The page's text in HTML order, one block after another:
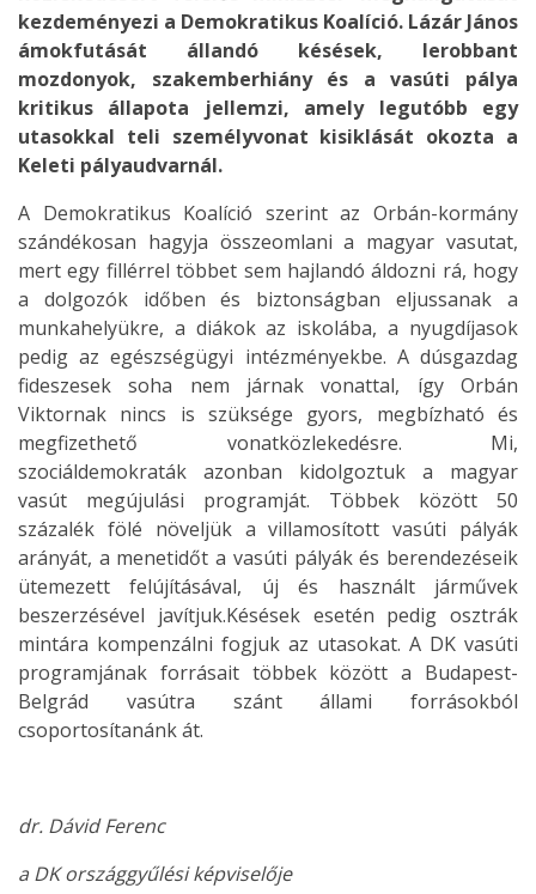
kezdeményezi a Demokratikus Koalíció. Lázár János
ámokfutását állandó késések, lerobbant
mozdonyok, szakemberhiány és a vasúti pálya
kritikus állapota jellemzi, amely legutóbb egy
utasokkal teli személyvonat kisiklását okozta a
Keleti pályaudvarnál.
A Demokratikus Koalíció szerint az Orbán-kormány
szándékosan hagyja összeomlani a magyar vasutat,
mert egy fillérrel többet sem hajlandó áldozni rá, hogy
a dolgozók időben és biztonságban eljussanak a
munkahelyükre, a diákok az iskolába, a nyugdíjasok
pedig az egészségügyi intézményekbe. A dúsgazdag
fideszesek soha nem járnak vonattal, így Orbán
Viktornak nincs is szüksége gyors, megbízható és
megfizethető vonatközlekedésre. Mi,
szociáldemokraták azonban kidolgoztuk a magyar
vasút megújulási programját. Többek között 50
százalék fölé növeljük a villamosított vasúti pályák
arányát, a menetidőt a vasúti pályák és berendezéseik
ütemezett felújításával, új és használt járművek
beszerzésével javítjuk.Késések esetén pedig osztrák
mintára kompenzálni fogjuk az utasokat. A DK vasúti
programjának forrásait többek között a Budapest-
Belgrád vasútra szánt állami forrásokból
csoportosítanánk át.
dr. Dávid Ferenc
a DK országgyűlési képviselője